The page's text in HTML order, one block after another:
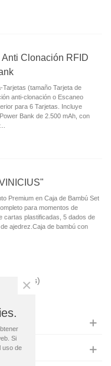
Anti Clonación RFID
Tarjetas (tamaño Tarjeta de
anti-clonación o Escaneo
para 6 Tarjetas. Incluye
Bank de 2.500 mAh, con
Premium en Caja de Bambú Set
para momentos de
cartas plastificadas, 5 dados de
ajedrez.Caja de bambú con
artículo(s)
Si
uso de
×